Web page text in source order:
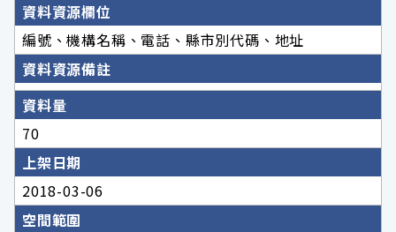
資料資源欄位
編號、機構名稱、電話、縣市別代碼、地址
資料資源備註
資料量
70
上架日期
2018-03-06
空間範圍